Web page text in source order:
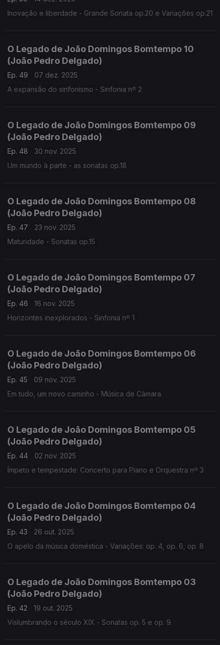
Inovação e liberdade - Grande Sonata op.20 e Variações op.21
O Legado de João Domingos Bomtempo 10
(João Pedro Delgado)
Ep. 49
07 dez. 2025
A expansão do sinfonismo - Sinfonia nº 2
O Legado de João Domingos Bomtempo 09
(João Pedro Delgado)
Ep. 48
30 nov. 2025
Um mundo à parte - as sonatas op.18
O Legado de João Domingos Bomtempo 08
(João Pedro Delgado)
Ep. 47
23 nov. 2025
Maturidade - Sonatas op.15
O Legado de João Domingos Bomtempo 07
(João Pedro Delgado)
Ep. 46
16 nov. 2025
Horizontes inexplorados - Sinfonia nº 1
O Legado de João Domingos Bomtempo 06
(João Pedro Delgado)
Ep. 45
09 nov. 2025
Em tudo, um novo caminho - Música de Câmara.
O Legado de João Domingos Bomtempo 05
(João Pedro Delgado)
Ep. 44
02 nov. 2025
Ímpeto e tempestade: Concerto para Piano e Orquestra nº 3
O Legado de João Domingos Bomtempo 04
(João Pedro Delgado)
Ep. 43
26 out. 2025
O apelo da música doméstica - Variações: op. 4, op. 6, op. 8
O Legado de João Domingos Bomtempo 03
(João Pedro Delgado)
Ep. 42
19 out. 2025
Vislumbrando o século XIX - Sonatas op. 5 e op. 9.